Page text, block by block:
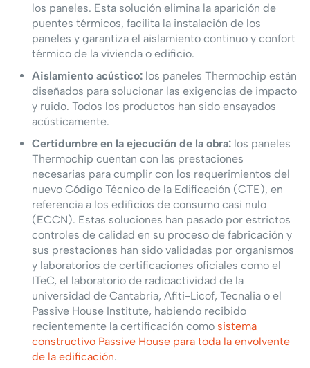
los paneles. Esta solución elimina la aparición de
puentes térmicos, facilita la instalación de los
paneles y garantiza el aislamiento continuo y confort
térmico de la vivienda o edificio.
Aislamiento acústico: los paneles Thermochip están
diseñados para solucionar las exigencias de impacto
y ruido. Todos los productos han sido ensayados
acústicamente.
Certidumbre en la ejecución de la obra: los paneles
Thermochip cuentan con las prestaciones
necesarias para cumplir con los requerimientos del
nuevo Código Técnico de la Edificación (CTE), en
referencia a los edificios de consumo casi nulo
(ECCN). Estas soluciones han pasado por estrictos
controles de calidad en su proceso de fabricación y
sus prestaciones han sido validadas por organismos
y laboratorios de certificaciones oficiales como el
ITeC, el laboratorio de radioactividad de la
universidad de Cantabria, Afiti-Licof, Tecnalia o el
Passive House Institute, habiendo recibido
recientemente la certificación como sistema
constructivo Passive House para toda la envolvente
de la edificación.